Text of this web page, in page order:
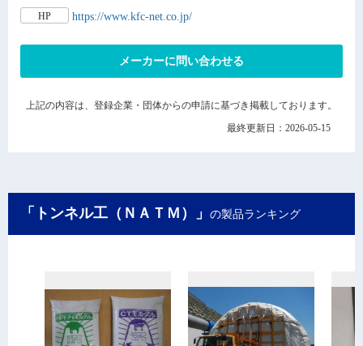
HP https://www.kfc-net.co.jp/
メーカーに問い合わせる
上記の内容は、登録企業・団体からの申請に基づき掲載しております。
最終更新日：2026-05-15
「トンネル工（ＮＡＴＭ）」 の製品ランキング